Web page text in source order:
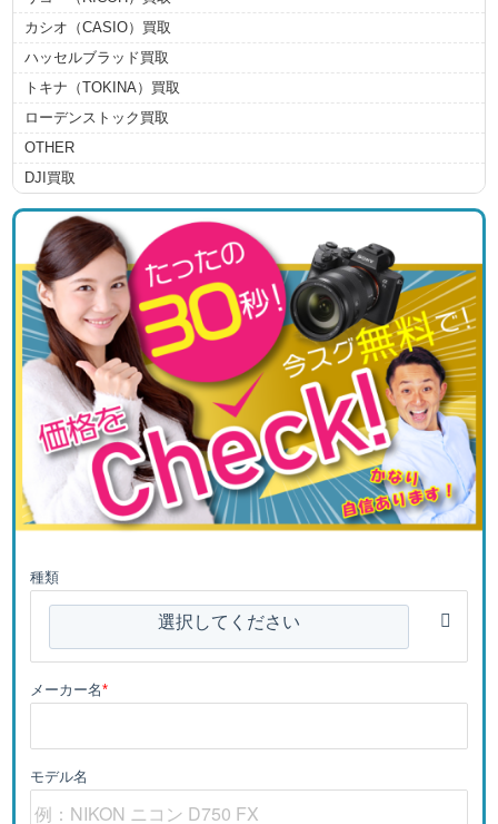
カシオ（CASIO）買取
ハッセルブラッド買取
トキナ（TOKINA）買取
ローデンストック買取
OTHER
DJI買取
種類
選択してください
メーカー名*
モデル名